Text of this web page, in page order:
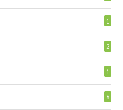
1
2
1
6